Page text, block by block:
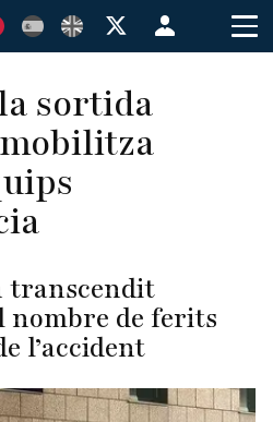
Menú
de
de
usuario
sortida
mobilitza
transcendit
nombre de ferits
l’accident